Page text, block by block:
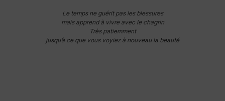
Le temps ne guérit pas les blessures
mais apprend à vivre avec le chagrin
Très patiemment
jusqu’à ce que vous voyiez à nouveau la beauté